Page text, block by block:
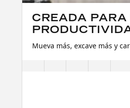
CREADA PARA
Mueva más, excave más y